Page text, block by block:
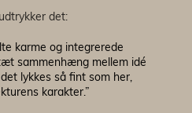
det:
karme og integrerede
sammenhæng mellem idé
lykkes så fint som her,
karakter.”